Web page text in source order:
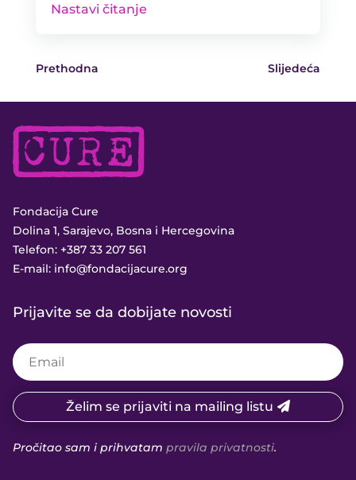
Nastavi čitanje
Prethodna Slijedeća
Fondacija Cure
Dolina 1, Sarajevo, Bosna i Hercegovina
Telefon: +387 33 207 561
E-mail: info@fondacijacure.org
Prijavite se da dobijate novosti
Želim se prijaviti na mailing listu
Pročitao sam i prihvatam pravila privatnosti.